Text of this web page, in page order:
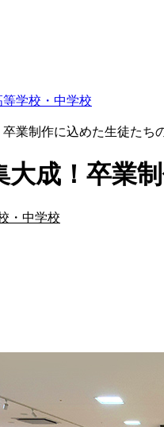
学校・中学校
業制作に込めた生徒たち
大成！卒業
・中学校